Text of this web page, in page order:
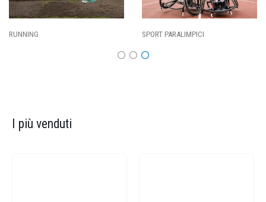
SPORT PARALIMPICI
I più venduti